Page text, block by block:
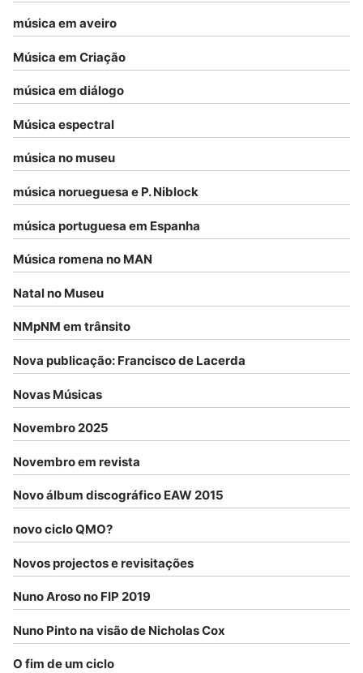
música em aveiro
Música em Criação
música em diálogo
Música espectral
música no museu
música norueguesa e P. Niblock
música portuguesa em Espanha
Música romena no MAN
Natal no Museu
NMpNM em trânsito
Nova publicação: Francisco de Lacerda
Novas Músicas
Novembro 2025
Novembro em revista
Novo álbum discográfico EAW 2015
novo ciclo QMO?
Novos projectos e revisitações
Nuno Aroso no FIP 2019
Nuno Pinto na visão de Nicholas Cox
O fim de um ciclo